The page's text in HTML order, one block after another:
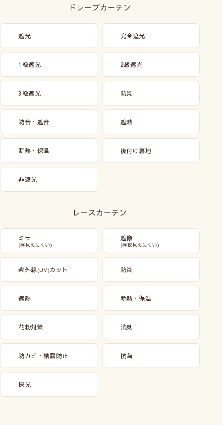
ドレープカーテン
遮光 完全遮光
1級遮光 2級遮光
3級遮光 防炎
防音・遮音 遮熱
断熱・保温 後付け裏地
非遮光
レースカーテン
ミラー
(昼見えにくい)
遮像
(昼夜見えにくい)
紫外線(UV)カット 防炎
遮熱 断熱・保温
花粉対策 消臭
防カビ・結露防止 抗菌
採光